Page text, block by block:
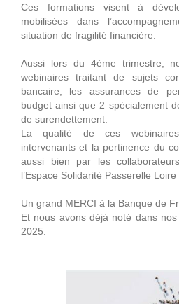
Ces formations visent à
mobilisées dans
situation de fragilité financière.
Aussi lors du 4ème trimestre,
webinaires traitant de sujets
bancaire, les assurances de
budget ainsi que 2 spécialement
de surendettement.
La qualité de ces
intervenants et la pertinence du
aussi bien par les
l’Espace Solidarité Passerelle Loire
Un grand MERCI à la Banque de
Et nous avons déjà noté dans
2025.